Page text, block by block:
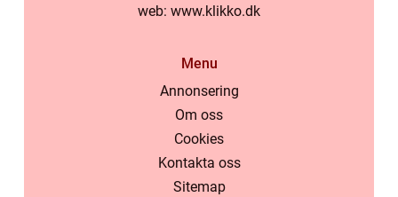
web: www.klikko.dk
Menu
Annonsering
Om oss
Cookies
Kontakta oss
Sitemap